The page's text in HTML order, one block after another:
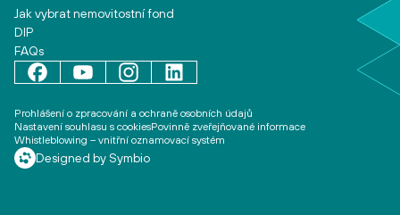
Jak vybrat nemovitostní fond
DIP
FAQs
Prohlášení o zpracování a ochraně osobních údajů
Nastavení souhlasu s cookiesPovinně zveřejňované informace
Whistleblowing – vnitřní oznamovací systém
Designed by Symbio